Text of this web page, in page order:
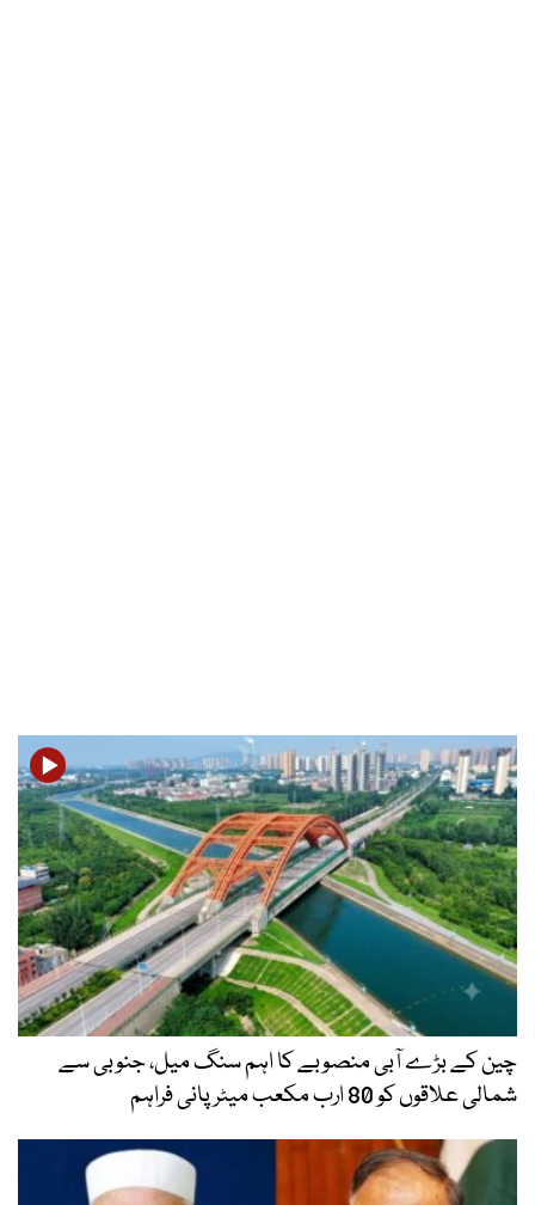
چین کے بڑے آبی منصوبے کا اہم سنگ میل، جنوبی سے
شمالی علاقوں کو 80 ارب مکعب میٹر پانی فراہم